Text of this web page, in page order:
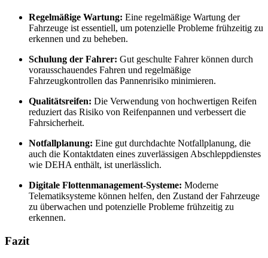
Regelmäßige Wartung: Eine regelmäßige Wartung der
Fahrzeuge ist essentiell, um potenzielle Probleme frühzeitig zu
erkennen und zu beheben.
Schulung der Fahrer: Gut geschulte Fahrer können durch
vorausschauendes Fahren und regelmäßige
Fahrzeugkontrollen das Pannenrisiko minimieren.
Qualitätsreifen: Die Verwendung von hochwertigen Reifen
reduziert das Risiko von Reifenpannen und verbessert die
Fahrsicherheit.
Notfallplanung: Eine gut durchdachte Notfallplanung, die
auch die Kontaktdaten eines zuverlässigen Abschleppdienstes
wie DEHA enthält, ist unerlässlich.
Digitale Flottenmanagement-Systeme: Moderne
Telematiksysteme können helfen, den Zustand der Fahrzeuge
zu überwachen und potenzielle Probleme frühzeitig zu
erkennen.
Fazit